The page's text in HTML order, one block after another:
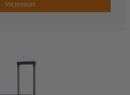
Vis produkt